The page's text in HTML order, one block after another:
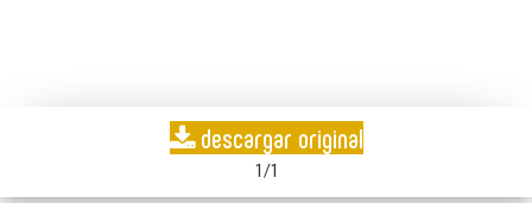
descargar original
1/1